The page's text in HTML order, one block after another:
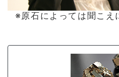
※原石によっては聞こえ